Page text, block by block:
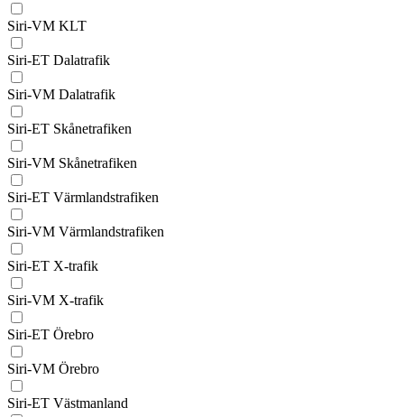
Siri-VM KLT
Siri-ET Dalatrafik
Siri-VM Dalatrafik
Siri-ET Skånetrafiken
Siri-VM Skånetrafiken
Siri-ET Värmlandstrafiken
Siri-VM Värmlandstrafiken
Siri-ET X-trafik
Siri-VM X-trafik
Siri-ET Örebro
Siri-VM Örebro
Siri-ET Västmanland